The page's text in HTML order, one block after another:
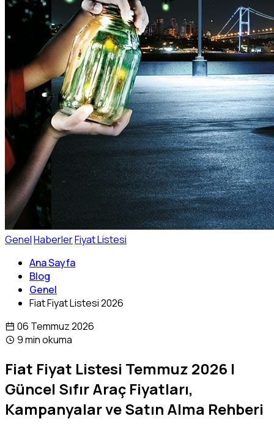
GenelHaberlerFiyat Listesi
Ana Sayfa
Blog
Genel
Fiat Fiyat Listesi 2026
06 Temmuz 2026
9 min okuma
Fiat Fiyat Listesi Temmuz 2026 |
Güncel Sıfır Araç Fiyatları,
Kampanyalar ve Satın Alma Rehberi